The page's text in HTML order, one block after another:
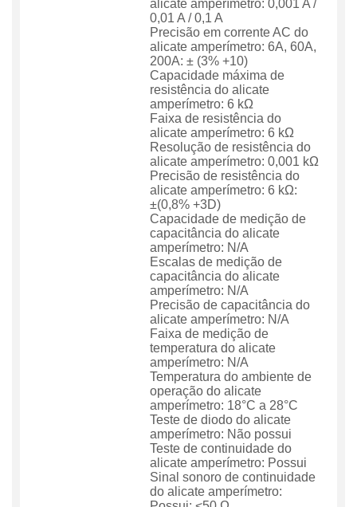
alicate amperímetro: 0,001 A /
0,01 A / 0,1 A
Precisão em corrente AC do
alicate amperímetro: 6A, 60A,
200A: ± (3% +10)
Capacidade máxima de
resistência do alicate
amperímetro: 6 kΩ
Faixa de resistência do
alicate amperímetro: 6 kΩ
Resolução de resistência do
alicate amperímetro: 0,001 kΩ
Precisão de resistência do
alicate amperímetro: 6 kΩ:
±(0,8% +3D)
Capacidade de medição de
capacitância do alicate
amperímetro: N/A
Escalas de medição de
capacitância do alicate
amperímetro: N/A
Precisão de capacitância do
alicate amperímetro: N/A
Faixa de medição de
temperatura do alicate
amperímetro: N/A
Temperatura do ambiente de
operação do alicate
amperímetro: 18°C a 28°C
Teste de diodo do alicate
amperímetro: Não possui
Teste de continuidade do
alicate amperímetro: Possui
Sinal sonoro de continuidade
do alicate amperímetro: